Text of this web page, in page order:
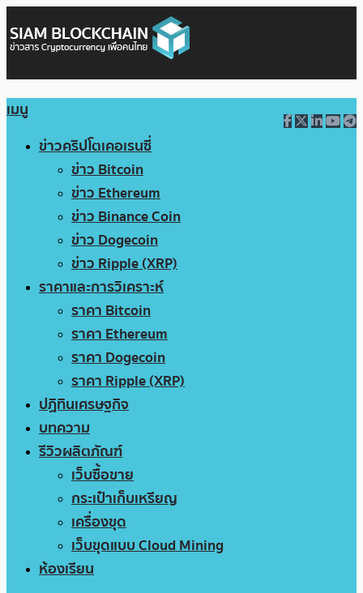
เมนู
ข่าวคริปโตเคอเรนซี่
ข่าว Bitcoin
ข่าว Ethereum
ข่าว Binance Coin
ข่าว Dogecoin
ข่าว Ripple (XRP)
ราคาและการวิเคราะห์
ราคา Bitcoin
ราคา Ethereum
ราคา Dogecoin
ราคา Ripple (XRP)
ปฏิทินเศรษฐกิจ
บทความ
รีวิวผลิตภัณฑ์
เว็บซื้อขาย
กระเป๋าเก็บเหรียญ
เครื่องขุด
เว็บขุดแบบ Cloud Mining
ห้องเรียน